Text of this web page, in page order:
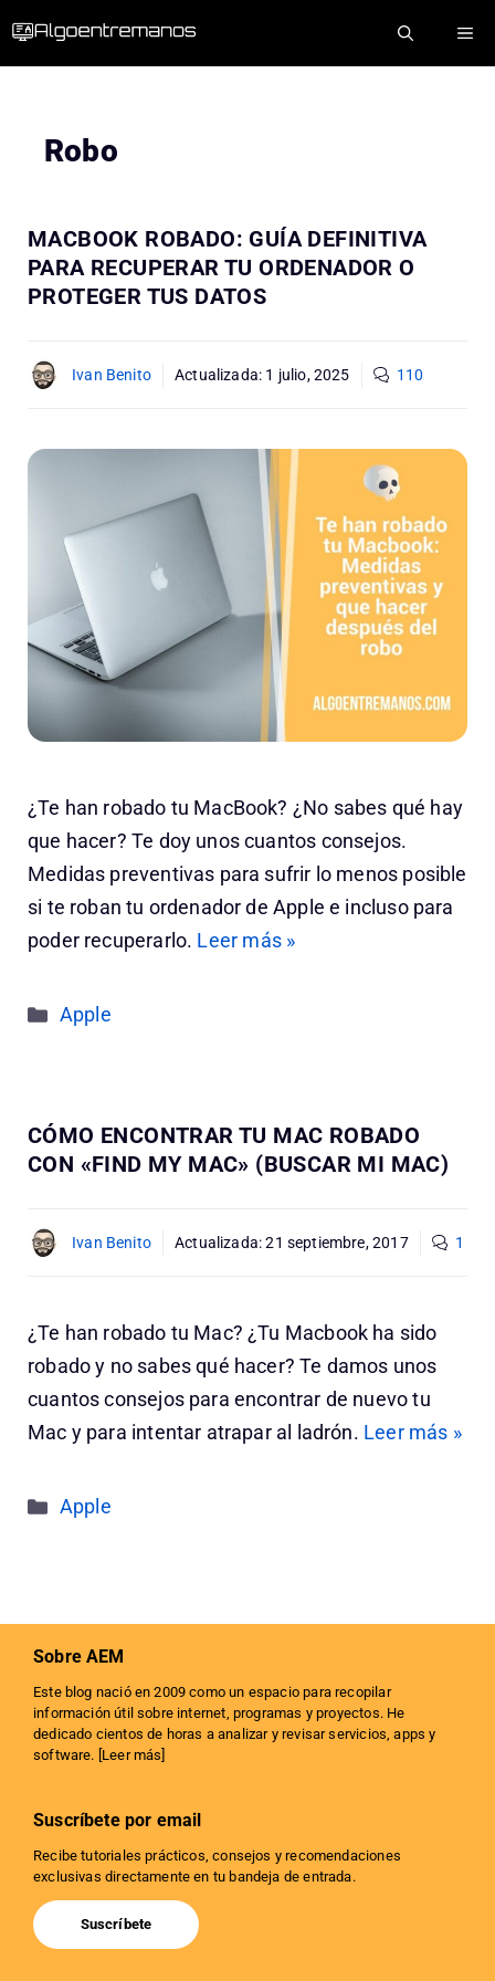
Robo
MACBOOK ROBADO: GUÍA DEFINITIVA
PARA RECUPERAR TU ORDENADOR O
PROTEGER TUS DATOS
Ivan Benito Actualizada: 1 julio, 2025 110
¿Te han robado tu MacBook? ¿No sabes qué hay
que hacer? Te doy unos cuantos consejos.
Medidas preventivas para sufrir lo menos posible
si te roban tu ordenador de Apple e incluso para
poder recuperarlo. Leer más »
Categorías
Apple
CÓMO ENCONTRAR TU MAC ROBADO
CON «FIND MY MAC» (BUSCAR MI MAC)
Ivan Benito Actualizada:21 septiembre, 2017 1
¿Te han robado tu Mac? ¿Tu Macbook ha sido
robado y no sabes qué hacer? Te damos unos
cuantos consejos para encontrar de nuevo tu
Mac y para intentar atrapar al ladrón. Leer más »
Categorías
Apple
Sobre AEM
Este blog nació en 2009 como un espacio para recopilar
información útil sobre internet, programas y proyectos. He
dedicado cientos de horas a analizar y revisar servicios, apps y
software. [ Leer más
Suscríbete por email
Recibe tutoriales prácticos, consejos y recomendaciones
exclusivas directamente en tu bandeja de entrada.
Suscríbete